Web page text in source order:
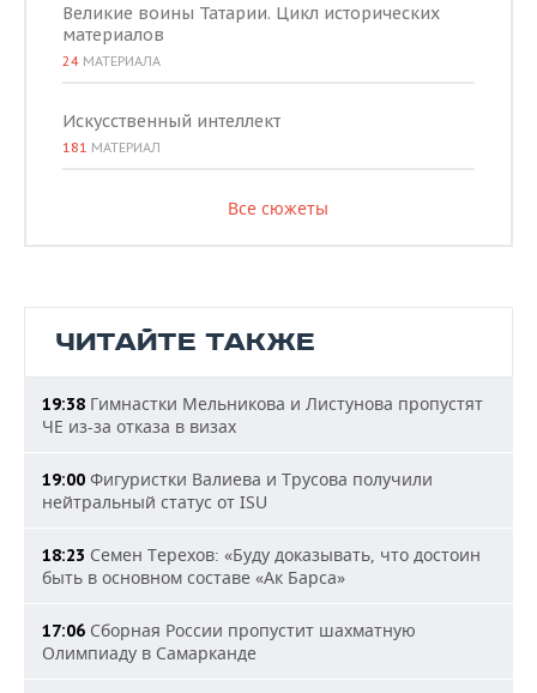
Великие воины Татарии. Цикл исторических
материалов
24 МАТЕРИАЛА
Искусственный интеллект
181 МАТЕРИАЛ
Все сюжеты
ЧИТАЙТЕ ТАКЖЕ
19:38 Гимнастки Мельникова и Листунова пропустят
ЧЕ из-за отказа в визах
19:00 Фигуристки Валиева и Трусова получили
нейтральный статус от ISU
18:23 Семен Терехов: «Буду доказывать, что достоин
быть в основном составе «Ак Барса»
17:06 Сборная России пропустит шахматную
Олимпиаду в Самарканде